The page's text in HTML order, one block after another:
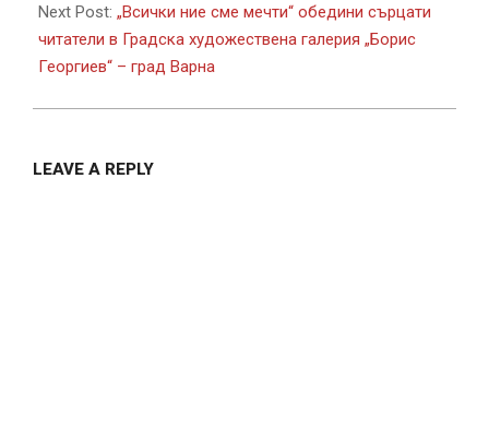
Next Post: „Всички ние сме мечти“ обедини сърцати
читатели в Градска художествена галерия „Борис
Георгиев“ – град Варна
LEAVE A REPLY